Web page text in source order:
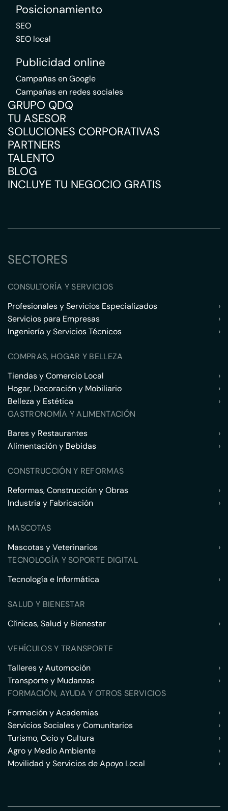
Posicionamiento
SEO
SEO local
Publicidad online
Campañas en Google
Campañas en redes sociales
GRUPO QDQ
TU ASESOR
SOLUCIONES CORPORATIVAS
PARTNERS
TALENTO
BLOG
INCLUYE TU NEGOCIO GRATIS
SECTORES
CONSULTORÍA Y SERVICIOS
Profesionales y Servicios Especializados
›
Servicios para Empresas
›
Ingeniería y Servicios Técnicos
›
COMPRAS, HOGAR Y BELLEZA
Tiendas y Comercio Local
›
Hogar, Decoración y Mobiliario
›
Belleza y Estética
›
GASTRONOMÍA Y ALIMENTACIÓN
Bares y Restaurantes
›
Alimentación y Bebidas
›
CONSTRUCCIÓN Y REFORMAS
Reformas, Construcción y Obras
›
Industria y Fabricación
›
MASCOTAS
Mascotas y Veterinarios
›
TECNOLOGÍA Y SOPORTE DIGITAL
Tecnología e Informática
›
SALUD Y BIENESTAR
Clínicas, Salud y Bienestar
›
VEHÍCULOS Y TRANSPORTE
Talleres y Automoción
›
Transporte y Mudanzas
›
FORMACIÓN, AYUDA Y OTROS SERVICIOS
Formación y Academias
›
Servicios Sociales y Comunitarios
›
Turismo, Ocio y Cultura
›
Agro y Medio Ambiente
›
Movilidad y Servicios de Apoyo Local
›